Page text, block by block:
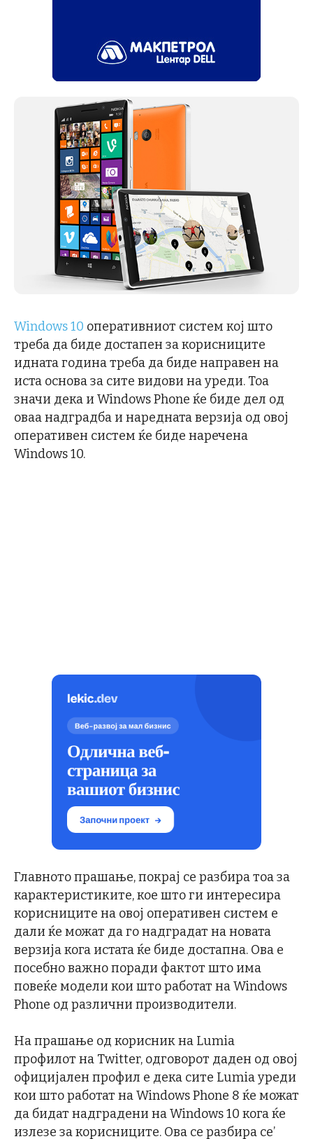
Windows 10 оперативниот систем кој што
треба да биде достапен за корисниците
идната година треба да биде направен на
иста основа за сите видови на уреди. Тоа
значи дека и Windows Phone ќе биде дел од
оваа надградба и наредната верзија од овој
оперативен систем ќе биде наречена
Windows 10.
Главното прашање, покрај се разбира тоа за
карактеристиките, кое што ги интересира
корисниците на овој оперативен систем е
дали ќе можат да го надградат на новата
верзија кога истата ќе биде достапна. Ова е
посебно важно поради фактот што има
повеќе модели кои што работат на Windows
Phone од различни производители.
На прашање од корисник на Lumia
профилот на Twitter, одговорот даден од овој
официјален профил е дека сите Lumia уреди
кои што работат на Windows Phone 8 ќе можат
да бидат надградени на Windows 10 кога ќе
излезе за корисниците. Ова се разбира се’